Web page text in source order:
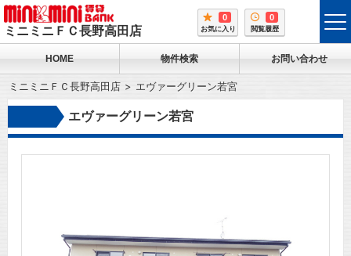
ミニミニＦＣ長野高田店
0
お気に入り
0
閲覧履歴
HOME 物件検索 お問い合わせ
ミニミニＦＣ長野高田店 エヴァーグリーン若宮
エヴァーグリーン若宮